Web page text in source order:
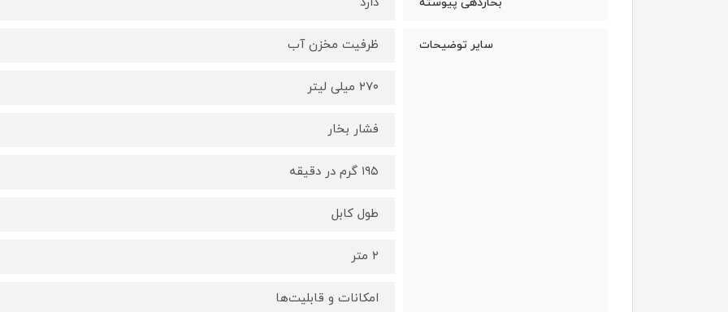
بخاردهی پیوسته
سایر توضیحات ظرفیت مخزن آب
۲۷۰ میلی لیتر
فشار بخار
۱۹۵ گرم در دقیقه
طول کابل
۲ متر
امکانات و قابلیت‌ها